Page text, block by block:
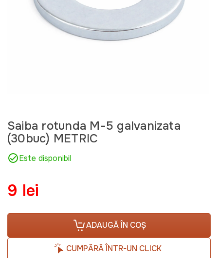
Saiba rotunda M-5 galvanizata
(30buc) METRIC
Este disponibil
9 lei
ADAUGĂ ÎN COȘ
CUMPĂRĂ ÎNTR-UN CLICK